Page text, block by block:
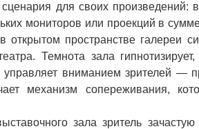
для своих произведений:
мониторов или проекций в
открытом пространстве галереи
Темнота зала
управляет вниманием зрителей —
механизм сопереживания,
зала зритель